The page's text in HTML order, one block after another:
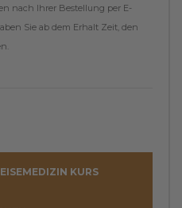
nach Ihrer Bestellung per E-
Sie ab dem Erhalt Zeit, den
KURS